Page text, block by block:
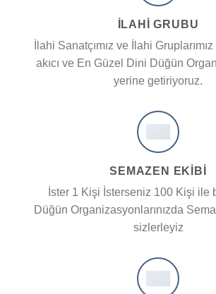
İLAHİ GRUBU
İlahi Sanatçımız ve İlahi
akıcı ve En Güzel Dini Düğün
yerine getiriyoruz.
SEMAZEN EKIBI
İster 1 Kişi İsterseniz 100 Kişi ile
Düğün Organizasyonlarınızda
sizlerleyiz